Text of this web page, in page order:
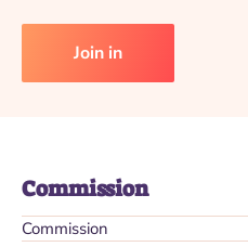
Join in
Commission
Commission